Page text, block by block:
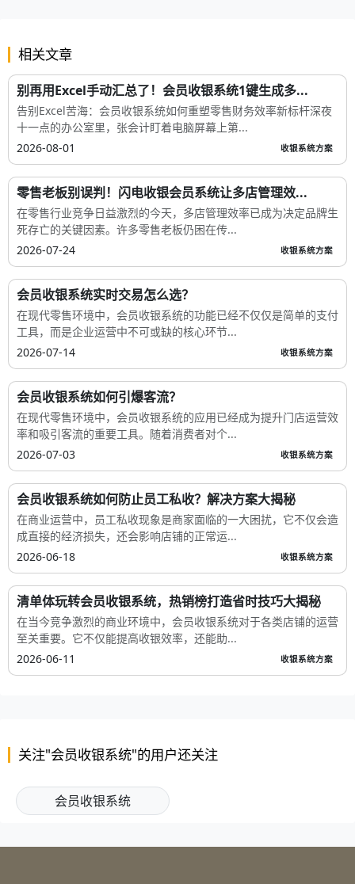
相关文章
别再用Excel手动汇总了！会员收银系统1键生成多...
告别Excel苦海：会员收银系统如何重塑零售财务效率新标杆深夜
十一点的办公室里，张会计盯着电脑屏幕上第...
2026-08-01
收银系统方案
零售老板别误判！闪电收银会员系统让多店管理效...
在零售行业竞争日益激烈的今天，多店管理效率已成为决定品牌生
死存亡的关键因素。许多零售老板仍困在传...
2026-07-24
收银系统方案
会员收银系统实时交易怎么选？
在现代零售环境中，会员收银系统的功能已经不仅仅是简单的支付
工具，而是企业运营中不可或缺的核心环节...
2026-07-14
收银系统方案
会员收银系统如何引爆客流？
在现代零售环境中，会员收银系统的应用已经成为提升门店运营效
率和吸引客流的重要工具。随着消费者对个...
2026-07-03
收银系统方案
会员收银系统如何防止员工私收？解决方案大揭秘
在商业运营中，员工私收现象是商家面临的一大困扰，它不仅会造
成直接的经济损失，还会影响店铺的正常运...
2026-06-18
收银系统方案
清单体玩转会员收银系统，热销榜打造省时技巧大揭秘
在当今竞争激烈的商业环境中，会员收银系统对于各类店铺的运营
至关重要。它不仅能提高收银效率，还能助...
2026-06-11
收银系统方案
关注"会员收银系统"的用户还关注
会员收银系统